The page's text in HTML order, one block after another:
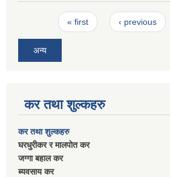
Pages« first ‹ previous
अन्य
कर तथा शुल्कहरु
कर तथा शुल्कहरु
घरधुरीकर र मालपाेत कर
जग्गा बहाल कर
ब्यवसाय कर